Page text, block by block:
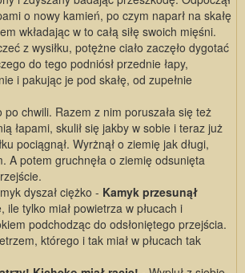
o nowy kamień, po czym naparł na skałę
wkładając w to całą siłę swoich mięśni.
z wysiłku, potężne ciało zaczęło dygotać
do tego podniósł przednie łapy,
i pakując je pod skałę, od zupełnie
po chwili. Razem z nim poruszała się też
łapami, skulił się jakby w sobie i teraz już
pociągnął. Wyrżnął o ziemię jak długi,
A potem gruchnęła o ziemię odsunięta
dyszał ciężko - Kamyk przesunął
ile tylko miał powietrza w płucach i
podchodząc do odsłoniętego przejścia.
którego i tak miał w płucach tak